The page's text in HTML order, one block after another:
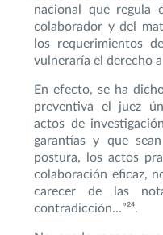
nacional que regula
colaborador y del
los requerimientos
vulneraría el derecho
En efecto, se ha
preventiva el juez
actos de
garantías y que sean
postura, los actos
colaboración eficaz,
carecer de las
contradicción…”²⁴.